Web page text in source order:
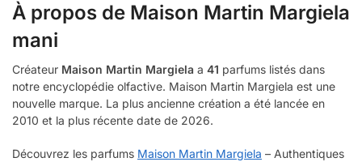
À propos de Maison Martin Margiela
mani
Créateur Maison Martin Margiela a 41 parfums listés dans
notre encyclopédie olfactive. Maison Martin Margiela est une
nouvelle marque. La plus ancienne création a été lancée en
2010 et la plus récente date de 2026.
Découvrez les parfums Maison Martin Margiela – Authentiques